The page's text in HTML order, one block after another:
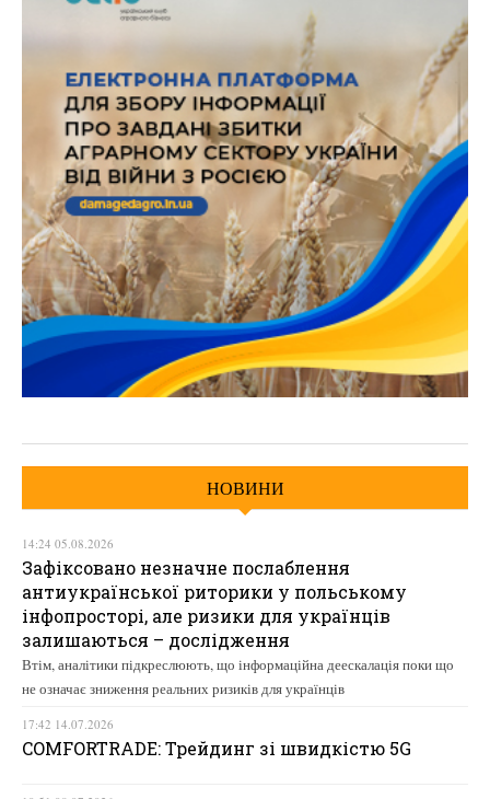
НОВИНИ
14:24 05.08.2026
Зафіксовано незначне послаблення
антиукраїнської риторики у польському
інфопросторі, але ризики для українців
залишаються – дослідження
Втім, аналітики підкреслюють, що інформаційна деескалація поки що
не означає зниження реальних ризиків для українців
17:42 14.07.2026
COMFORTRADE: Трейдинг зі швидкістю 5G